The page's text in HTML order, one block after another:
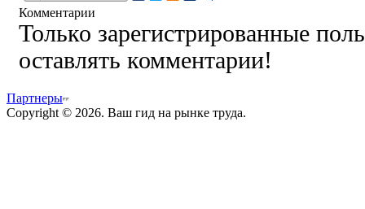
Комментарии
Только зарегистрированные
оставлять комментарии!
Партнеры
Copyright © 2026. Ваш гид на рынке труда.